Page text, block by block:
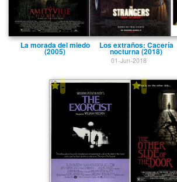
La morada del miedo
(2005)
Los extraños: Cacerí­a
nocturna (2018)
01-Jun-2018
- -